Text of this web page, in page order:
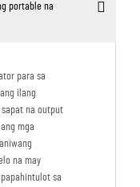
portable na
para sa
ilang
na output
mga
na may
sa